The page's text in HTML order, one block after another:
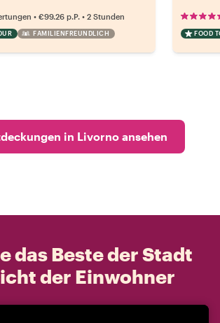
• €99.26 p.P. • 2 Stunden
FAMILIENFREUNDLICH FOOD
in Livorno ansehen
das Beste der Stadt
der Einwohner